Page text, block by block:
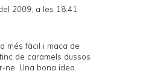
2009, a les 18:41
més fàcil i maca de
de caramels dussos
ne. Una bona idea.